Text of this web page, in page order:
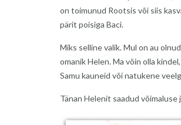
on toimunud Rootsis või siis
pärit poisiga Baci.
Miks selline valik. Mul on au
omanik Helen. Ma võin olla
Samu kauneid või natukene
Tänan Helenit saadud võimaluse